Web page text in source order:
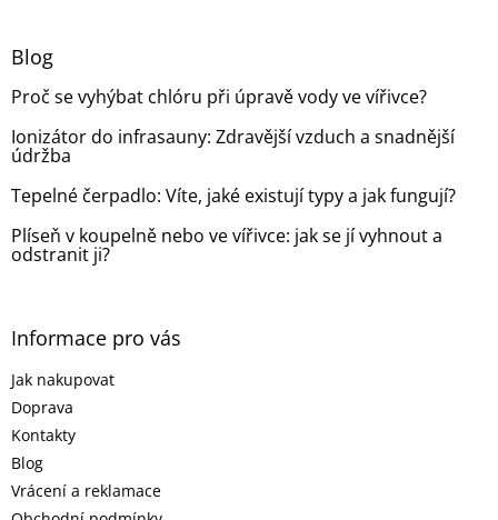
Blog
Proč se vyhýbat chlóru při úpravě vody ve vířivce?
Ionizátor do infrasauny: Zdravější vzduch a snadnější
údržba
Tepelné čerpadlo: Víte, jaké existují typy a jak fungují?
Plíseň v koupelně nebo ve vířivce: jak se jí vyhnout a
odstranit ji?
Informace pro vás
Jak nakupovat
Doprava
Kontakty
Blog
Vrácení a reklamace